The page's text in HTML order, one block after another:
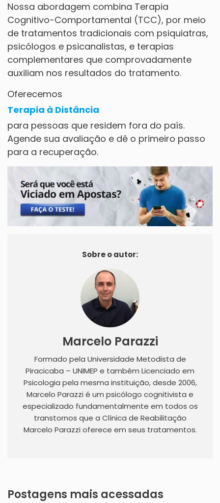
Nossa abordagem combina Terapia
Cognitivo-Comportamental (TCC), por meio
de tratamentos tradicionais com psiquiatras,
psicólogos e psicanalistas, e terapias
complementares que comprovadamente
auxiliam nos resultados do tratamento.
Oferecemos
Terapia à Distância
para pessoas que residem fora do país.
Agende sua avaliação e dê o primeiro passo
para a recuperação.
Sobre o autor:
Marcelo Parazzi
Formado pela Universidade Metodista de
Piracicaba – UNIMEP e também Licenciado em
Psicologia pela mesma instituição, desde 2006,
Marcelo Parazzi é um psicólogo cognitivista e
especializado fundamentalmente em todos os
transtornos que a Clínica de Reabilitação
Marcelo Parazzi oferece em seus tratamentos.
Postagens mais acessadas